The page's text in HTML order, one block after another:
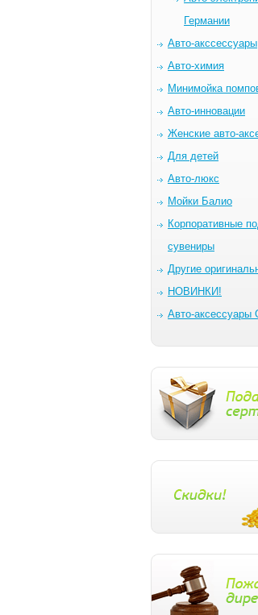
Германии
Авто-акссессуары
Авто-химия
Минимойка
Авто-инновации
Женские авто-
Для детей
Авто-люкс
Мойки Балио
Корпоративные
сувениры
Другие
НОВИНКИ!
Авто-